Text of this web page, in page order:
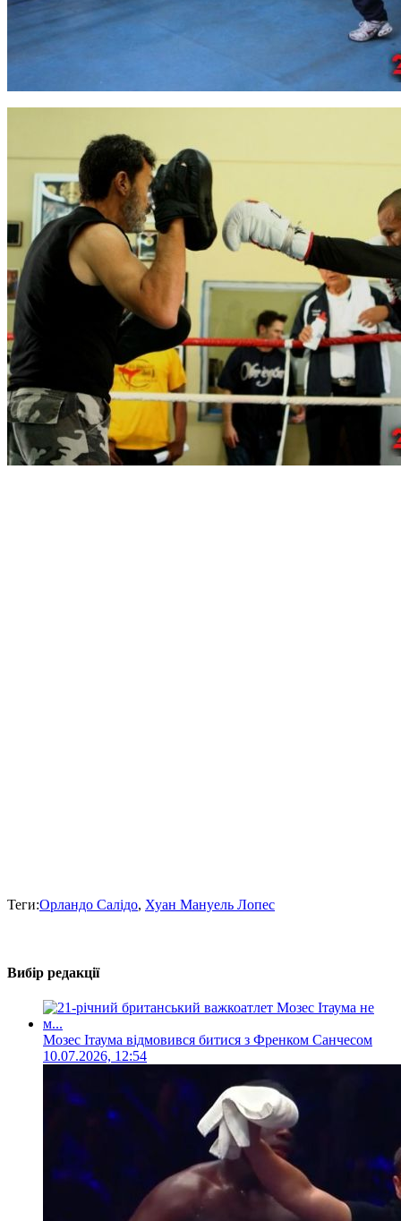
Теги:Орландо Салідо, Хуан Мануель Лопес
Вибір редакції
Мозес Ітаума відмовився битися з Френком Санчесом
10.07.2026, 12:54